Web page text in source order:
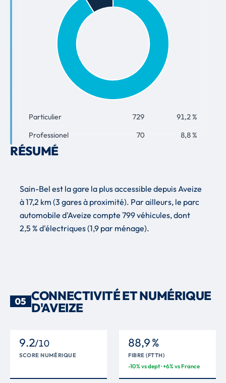
Particulier 729
91,2 %
Professionel
70 8,8 %
RÉSUMÉ
Sain-Bel est la gare la plus accessible depuis Aveize
à 17,2 km (3 gares à proximité). Par ailleurs, le parc
automobile d'Aveize compte 799 véhicules, dont
2,5 % d'électriques (1,9 par ménage).
05 CONNECTIVITÉ ET NUMÉRIQUE
D'AVEIZE
9.2/10
SCORE NUMÉRIQUE
88,9 %
FIBRE (FTTH)
-10% vs dept · +6% vs France